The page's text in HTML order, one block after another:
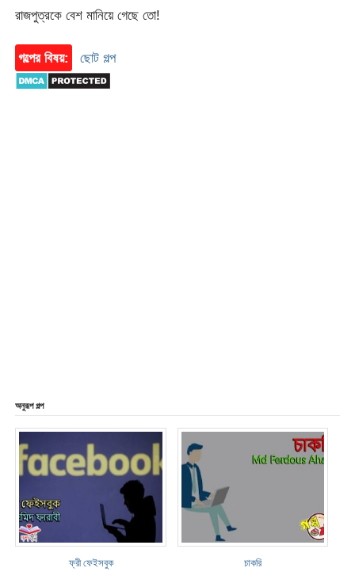
রাজপুত্রকে বেশ মানিয়ে গেছে তো!
গল্পের বিষয়: ছোট গল্প
অনুরূপ গল্প
ফ্রী ফেইসবুক চাকরি